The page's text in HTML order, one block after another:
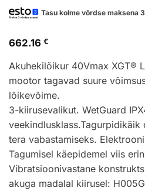
Tasu kolme võrdse maksena
662.16 €
Akuhekilõikur 40Vmax XGT®
mootor tagavad suure
lõikevõime.
3-kiirusevalikut. WetGuard
veekindlusklass.Tagurpidikäik
tera vabastamiseks.
Tagumisel käepidemel viis
Vibratsioonivastane
akuga madalal kiirusel: